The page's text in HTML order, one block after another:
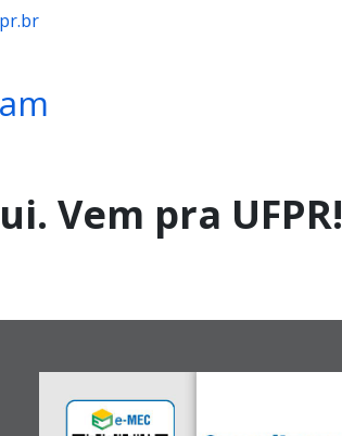
Vem pra UFPR!